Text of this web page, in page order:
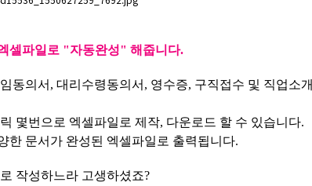
셀파일로 "자동완성" 해줍니다.
동의서, 대리수령동의서, 영수증, 구직접수 및 직업
몇번으로 엑셀파일로 제작, 다운로드 할 수 있습니다.
한 문서가 완성된 엑셀파일로 출력됩니다.
작성하느라 고생하셨죠?